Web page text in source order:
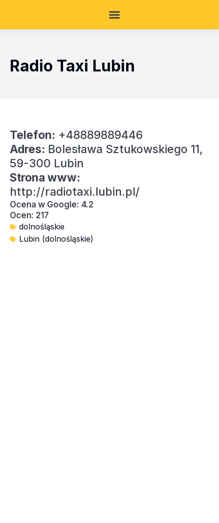
Radio Taxi Lubin
Telefon: +48889889446
Adres: Bolesława Sztukowskiego 11,
59-300 Lubin
Strona www:
http://radiotaxi.lubin.pl/
Ocena w Google: 4.2
Ocen: 217
dolnośląskie
Lubin (dolnośląskie)